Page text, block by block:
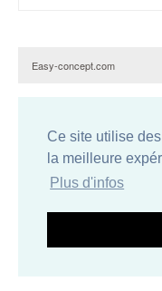
Ce site utilise
la meilleure
Plus d'infos
Easy-concept.com